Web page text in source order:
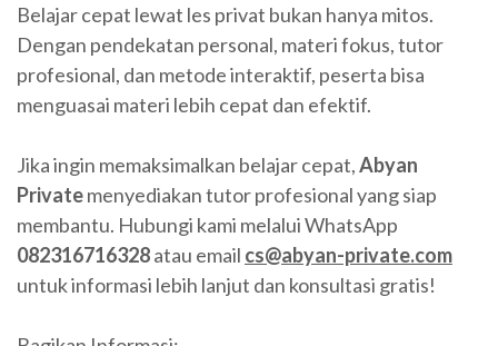
Belajar cepat lewat les privat bukan hanya mitos.
Dengan pendekatan personal, materi fokus, tutor
profesional, dan metode interaktif, peserta bisa
menguasai materi lebih cepat dan efektif.
Jika ingin memaksimalkan belajar cepat,Abyan
Privatemenyediakan tutor profesional yang siap
membantu. Hubungi kami melalui WhatsApp
082316716328atau email cs@abyan-private.com
untuk informasi lebih lanjut dan konsultasi gratis!